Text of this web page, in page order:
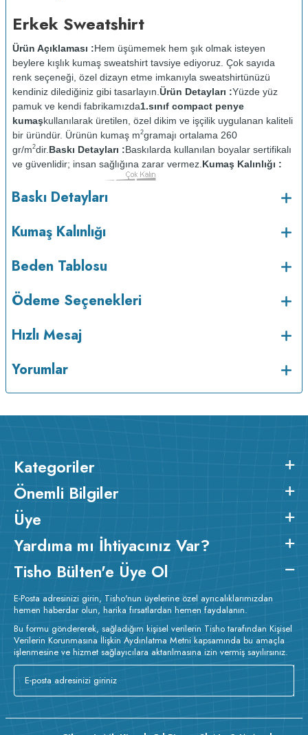
Erkek Sweatshirt
Ürün Açıklaması :Hem üşümemek hem şık olmak isteyen
beylere kışlık kumaş sweatshirt tavsiye ediyoruz. Çok sayıda
renk seçeneği, özel dizayn etme imkanıyla sweatshirtünüzü
kendiniz dilediğiniz gibi tasarlayın. Ürün Detayları :Yüzde yüz
pamuk ve kendi fabrikamızda1.sınıf compact penye
kumaşkullanılarak üretilen, özel dikim ve işçilik uygulanan kaliteli
bir üründür. Ürünün kumaş m2gramajı ortalama 260
gr/m2dir. Baskı Detayları :Baskılarda kullanılan boyalar sertifikalı
ve güvenlidir; insan sağlığına zarar vermez. Kumaş Kalınlığı :
maksimum 30 ode ve tersten yıkanır.
Baskı Detayları
Kumaş Kalınlığı
Beden Tablosu
Ödeme Seçenekleri
Hızlı Mesaj
Yorumlar
Kategoriler
Önemli Bilgiler
Üye
Yardıma mı İhtiyacınız Var?
Tisho Bülten'e Üye Ol
E-Posta adresinizi girin, Tisho'nun üyelerine özel ayrıcalıklarımızdan
hemen haberdar olun, harika fırsatlardan hemen faydalanın.
Bu formu göndererek, sağladığım kişisel verilerin Tisho tarafından Kişisel
Verilerin Korunmasına İlişkin Aydınlatma Metni kapsamında bu amaçla
işlenmesine ve hizmet sağlayıcılara aktarılmasına izin vermiş sayılırsınız.